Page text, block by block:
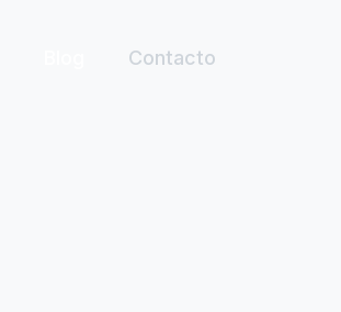
Contacto